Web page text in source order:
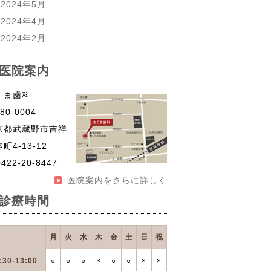
2024年5月
2024年4月
2024年2月
医院案内
ま歯科
0004
都武蔵野市吉祥
町4-13-12
20-8447
医院案内をさらに詳しく
療時間
月 火 水 木 金 土 日 祝
13:00 ○ ○ ○ × ○ ○ × ×